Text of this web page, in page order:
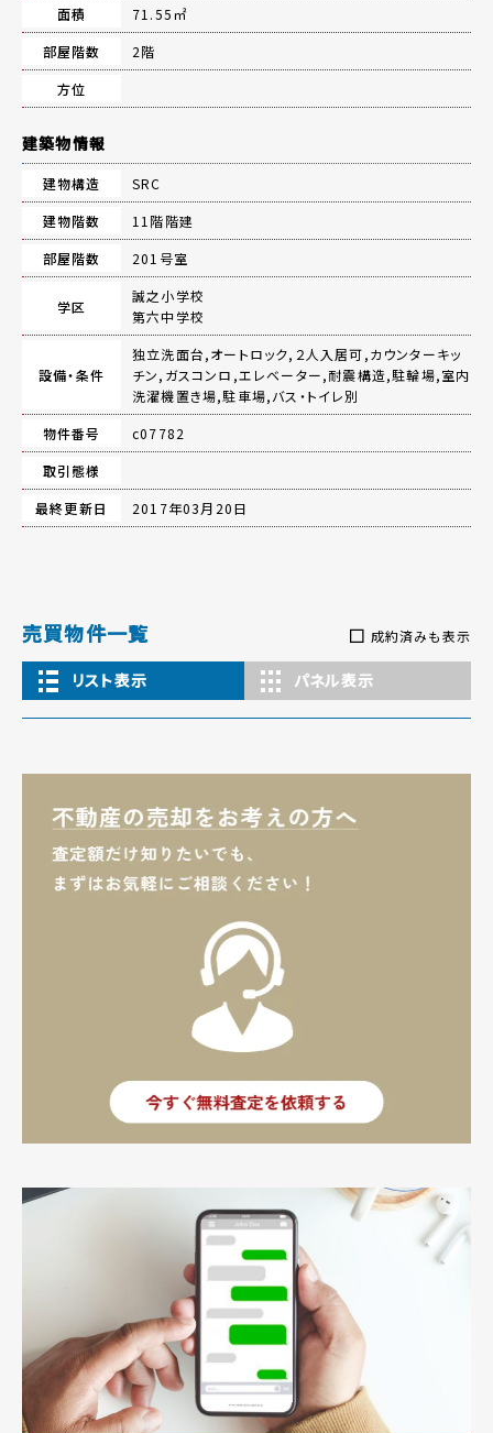
面積
71.55㎡
部屋階数
2階
方位
建築物情報
建物構造
SRC
建物階数
11階階建
部屋階数
201号室
学区
誠之小学校
第六中学校
設備・条件
独立洗面台,オートロック,２人入居可,カウンターキッ
チン,ガスコンロ,エレベーター,耐震構造,駐輪場,室内
洗濯機置き場,駐車場,バス・トイレ別
物件番号
c07782
取引態様
最終更新日
2017年03月20日
売買物件一覧 成約済みも表示
リスト表示 パネル表示